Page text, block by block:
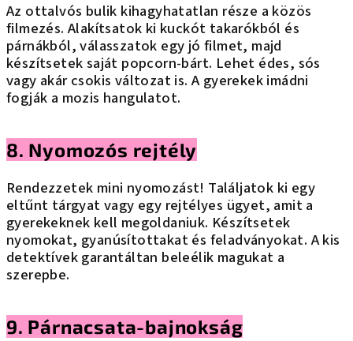
Az ottalvós bulik kihagyhatatlan része a közös
filmezés. Alakítsatok ki kuckót takarókból és
párnákból, válasszatok egy jó filmet, majd
készítsetek saját popcorn-bárt. Lehet édes, sós
vagy akár csokis változat is. A gyerekek imádni
fogják a mozis hangulatot.
8. Nyomozós rejtély
Rendezzetek mini nyomozást! Találjatok ki egy
eltűnt tárgyat vagy egy rejtélyes ügyet, amit a
gyerekeknek kell megoldaniuk. Készítsetek
nyomokat, gyanúsítottakat és feladványokat. A kis
detektívek garantáltan beleélik magukat a
szerepbe.
9. Párnacsata-bajnokság